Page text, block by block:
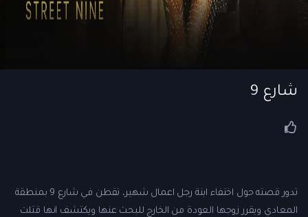
شارع 9
تدور قصته حول اختفاء ابنة رجل اعمال شهير، تقطن في شارع 9 بمنطقة
المعادي ويقرر زوجها العودة من الخارج للبحث عنها ويكتشف انها قتلت